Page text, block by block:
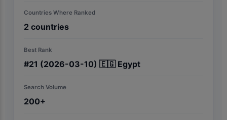
Countries Where Ranked
2 countries
Best Rank
#21 (2026-03-10) 🇪🇬 Egypt
Search Volume
200+